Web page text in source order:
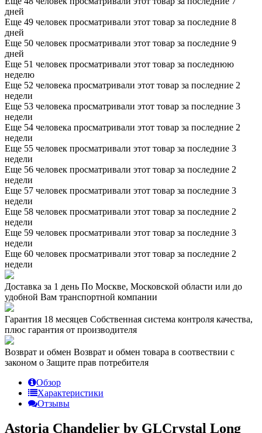
дней
Еще 49 человек просматривали этот товар за последние 8
дней
Еще 50 человек просматривали этот товар за последние 9
дней
Еще 51 человек просматривали этот товар за последнюю
неделю
Еще 52 человека просматривали этот товар за последние 2
недели
Еще 53 человека просматривали этот товар за последние 3
недели
Еще 54 человека просматривали этот товар за последние 2
недели
Еще 55 человек просматривали этот товар за последние 3
недели
Еще 56 человек просматривали этот товар за последние 2
недели
Еще 57 человек просматривали этот товар за последние 3
недели
Еще 58 человек просматривали этот товар за последние 2
недели
Еще 59 человек просматривали этот товар за последние 3
недели
Еще 60 человек просматривали этот товар за последние 2
недели
Доставка за 1 день По Москве, Московской области или до
удобной Вам транспортной компании
Гарантия 18 месяцев Собственная система контроля качества,
плюс гарантия от производителя
Возврат и обмен Возврат и обмен товара в соотвествии с
законом о Защите прав потребителя
Обзор
Характеристики
Отзывы
Astoria Chandelier by GLCrystal Long